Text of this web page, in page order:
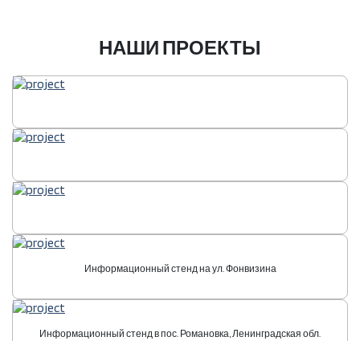
НАШИ ПРОЕКТЫ
Информационный стенд на ул. Фонвизина
Информационный стенд в пос. Романовка, Ленинградская обл.